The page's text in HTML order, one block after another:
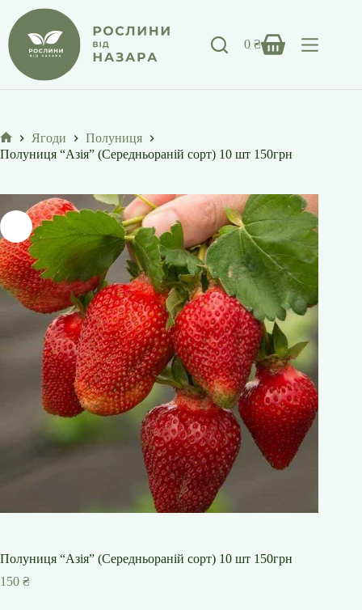
Перейти
вмісту
Кошик
0₴
Головна
Ягоди
Полуниця
Полуниця “Азія” (Середньораній сорт) 10 шт 150грн
Полуниця “Азія” (Середньораній сорт) 10 шт 150грн
150 ₴